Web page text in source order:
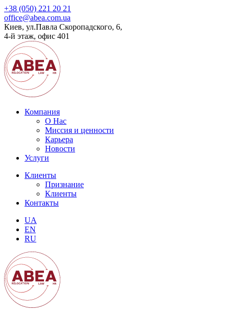
+38 (050) 221 20 21
office@abea.com.ua
Киев, ул.Павла Скоропадского, 6,
4-й этаж, офис 401
Компания
О Нас
Миссия и ценности
Карьера
Новости
Услуги
Клиенты
Признание
Клиенты
Контакты
UA
EN
RU